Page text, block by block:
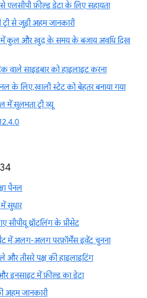
एलसीपी फ़ील्ड डेटा के लिए सहायता
से जुड़ी अहम जानकारी
में कुल और खुद के समय के बजाय अवधि दिख
वाले साइडबार को हाइलाइट करना
लिए, खाली स्टेट को बेहतर बनाया गया
में सुलभता ट्री व्यू
पैनल
सुधार
सीपीयू थ्रॉटलिंग के प्रीसेट
में अलग-अलग परफ़ॉर्मेंस इवेंट चुनना
और तीसरे पक्ष की हाइलाइटिंग
इनसाइट में फ़ील्ड का डेटा
अहम जानकारी